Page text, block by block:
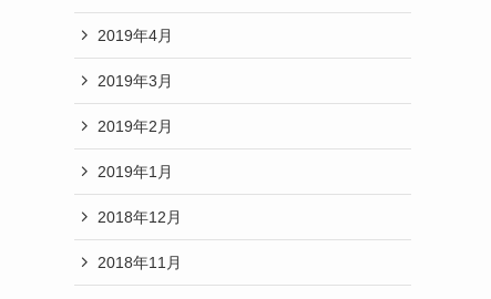
2019年4月
2019年3月
2019年2月
2019年1月
2018年12月
2018年11月